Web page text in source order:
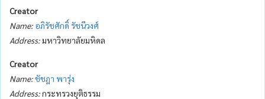
Creator
Name: อภิรัชศักดิ์ รัชนีวงศ์
Address:มหาวิทยาลัยมหิดล
Creator
Name:ชัชฎา พารุ่ง
Address:กระทรวงยุติธรรม